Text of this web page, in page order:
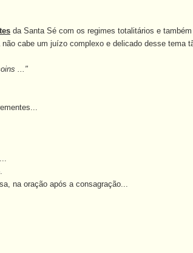
da Santa Sé com os regimes totalitários e
cabe um juízo complexo e delicado desse tema
..."
na oração após a consagração...